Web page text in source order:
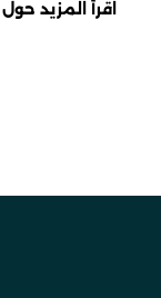
اقرأ المزيد